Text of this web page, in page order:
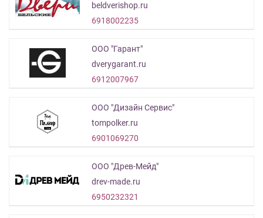
beldverishop.ru
6918002235
ООО "Гарант"
dverygarant.ru
6912007967
ООО "Дизайн Сервис"
tompolker.ru
6901069270
ООО "Древ-Мейд"
drev-made.ru
6950232321